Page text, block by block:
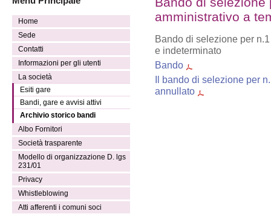
Home
Sede
Contatti
Informazioni per gli utenti
La società
Esiti gare
Bandi, gare e avvisi attivi
Archivio storico bandi
Albo Fornitori
Società trasparente
Modello di organizzazione D. lgs
231/01
Privacy
Whistleblowing
Atti afferenti i comuni soci
amministrativo a
Bando di selezione per
e indeterminato
Bando
Il bando di selezione per
annullato